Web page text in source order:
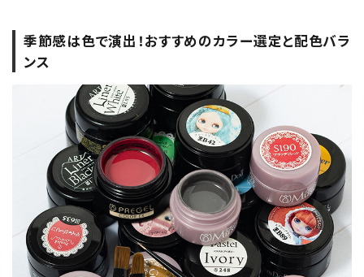
季節感は色で演出！おすすめのカラー選定と配色バラ
ンス